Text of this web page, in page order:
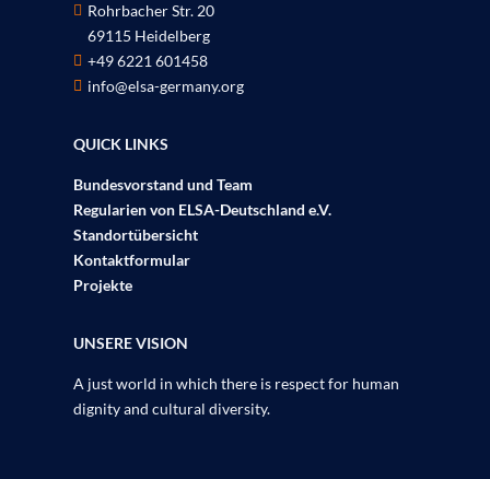
 Rohrbacher Str. 20
69115 Heidelberg
 +49 6221 601458
 info@elsa-germany.org
QUICK LINKS
Bundesvorstand und Team
Regularien von ELSA-Deutschland e.V.
Standortübersicht
Kontaktformular
Projekte
UNSERE VISION
A just world in which there is respect for human
dignity and cultural diversity.